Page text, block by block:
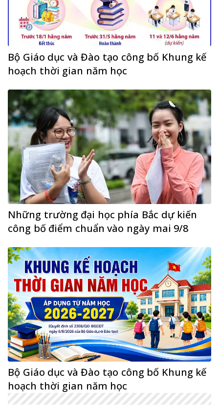
Bộ Giáo dục và Đào tạo công bố Khung kế
hoạch thời gian năm học
Những trường đại học phía Bắc dự kiến
công bố điểm chuẩn vào ngày mai 9/8
Bộ Giáo dục và Đào tạo công bố Khung kế
hoạch thời gian năm học